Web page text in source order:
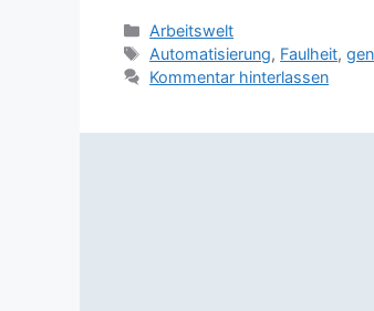
Kategorien
Arbeitswelt
Schlagwörter
Automatisierung, Faulheit,
Kommentar hinterlassen